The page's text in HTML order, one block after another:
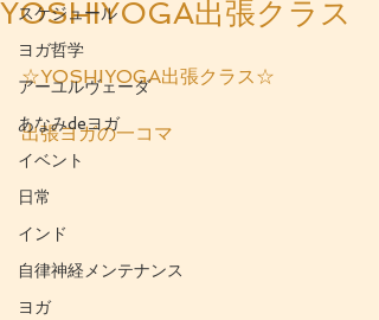
スケジュール
ヨガ哲学
アーユルヴェーダ
あなみdeヨガ
イベント
日常
インド
自律神経メンテナンス
ヨガ
YOSHIYOGA出張クラス
☆YOSHIYOGA出張クラス☆
出張ヨガの一コマ